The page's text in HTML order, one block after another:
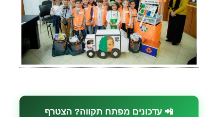
📲 עדכונים מפתח תקווה? הצטרף